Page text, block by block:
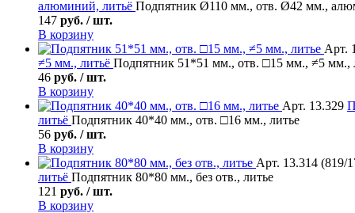
алюминий, литьё Подпятник Ø110 мм., отв. Ø42 мм.,
147 руб. / шт.
В корзину
Арт.
≠5 мм., литьё Подпятник 51*51 мм., отв. □15 мм., ≠5 мм.,
46 руб. / шт.
В корзину
Арт. 13.329
литьё Подпятник 40*40 мм., отв. □16 мм., литье
56 руб. / шт.
В корзину
Арт. 13.314 (819/
литьё Подпятник 80*80 мм., без отв., литье
121 руб. / шт.
В корзину